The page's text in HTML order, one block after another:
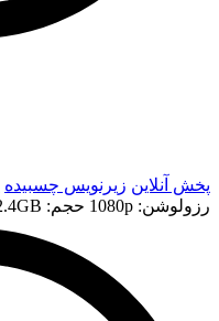
پخش آنلاین زیرنویس چسبیده
رزولوشن: 1080p
حجم: 2.4GB